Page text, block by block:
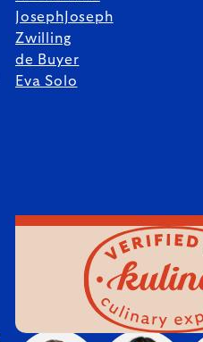
JosephJoseph
Zwilling
de Buyer
Eva Solo